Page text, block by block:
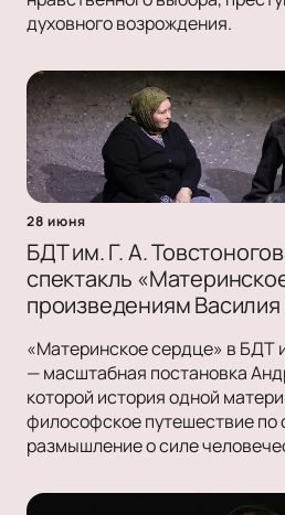
духовного возрождения.
28 июня
БДТ им. Г. А.
спектакль
произведениям
«Материнское сердце» в БДТ
— масштабная постановка
которой история одной
философское путешествие по
размышление о силе